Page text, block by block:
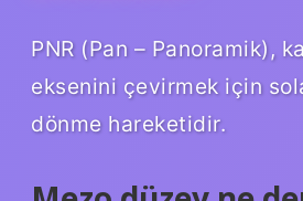
PNR (Pan – Panoramik),
eksenini çevirmek için
dönme hareketidir.